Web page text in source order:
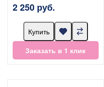
2 250 руб.
Купить
Заказать в 1 клик